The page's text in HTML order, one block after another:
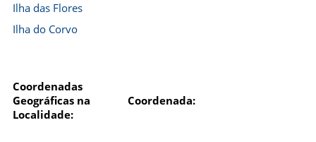
Ilha das Flores
Ilha do Corvo
Coordenadas
Geográficas na
Localidade:
Coordenada: